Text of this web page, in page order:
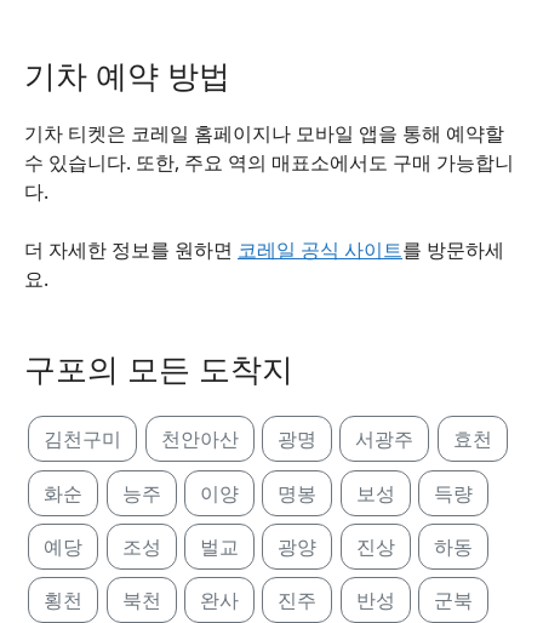
기차 예약 방법
기차 티켓은 코레일 홈페이지나 모바일 앱을 통해 예약할
수 있습니다. 또한, 주요 역의 매표소에서도 구매 가능합니
다.
더 자세한 정보를 원하면 코레일 공식 사이트를 방문하세
요.
구포의 모든 도착지
김천구미 천안아산 광명 서광주 효천
화순 능주 이양 명봉 보성 득량
예당 조성 벌교 광양 진상 하동
횡천 북천 완사 진주 반성 군북